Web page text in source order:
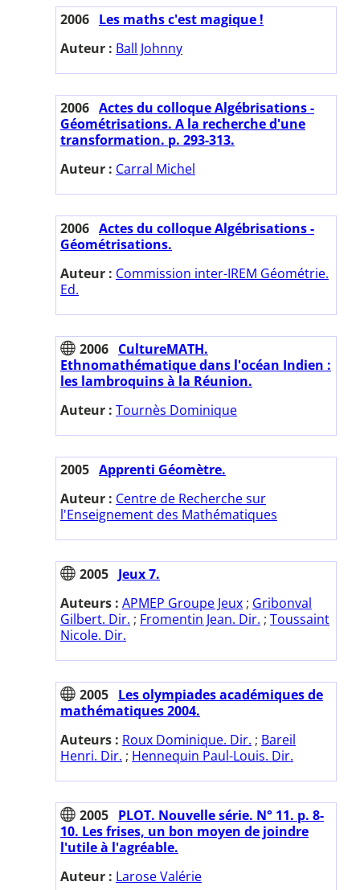
2006 Les maths c'est magique !
Auteur : Ball Johnny
2006 Actes du colloque Algébrisations -
Géométrisations. A la recherche d'une
transformation. p. 293-313.
Auteur : Carral Michel
2006 Actes du colloque Algébrisations -
Géométrisations.
Auteur : Commission inter-IREM Géométrie.
Ed.
2006 CultureMATH.
Ethnomathématique dans l'océan Indien :
les lambroquins à la Réunion.
Auteur : Tournès Dominique
2005 Apprenti Géomètre.
Auteur : Centre de Recherche sur
l'Enseignement des Mathématiques
2005 Jeux 7.
Auteurs : APMEP Groupe Jeux ; Gribonval
Gilbert. Dir. ; Fromentin Jean. Dir. ; Toussaint
Nicole. Dir.
2005 Les olympiades académiques de
mathématiques 2004.
Auteurs : Roux Dominique. Dir. ; Bareil
Henri. Dir. ; Hennequin Paul-Louis. Dir.
2005 PLOT. Nouvelle série. N° 11. p. 8-
10. Les frises, un bon moyen de joindre
l'utile à l'agréable.
Auteur : Larose Valérie